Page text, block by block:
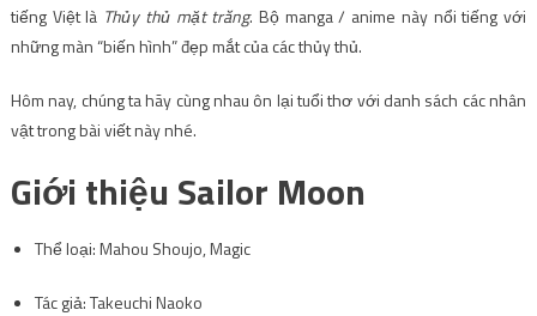
tiếng Việt là Thủy thủ mặt trăng. Bộ manga / anime này nổi tiếng với
những màn “biến hình” đẹp mắt của các thủy thủ.
Hôm nay, chúng ta hãy cùng nhau ôn lại tuổi thơ với danh sách các nhân
vật trong bài viết này nhé.
Giới thiệu Sailor Moon
Thể loại: Mahou Shoujo, Magic
Tác giả: Takeuchi Naoko